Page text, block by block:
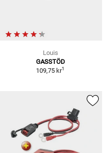
Louis
GASSTÖD
109,75 kr1